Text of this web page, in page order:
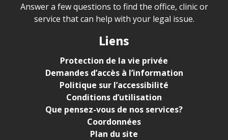
Answer a few questions to find the office, clinic or
service that can help with your legal issue.
Liens
Protection de la vie privée
Demandes d’accès à l’information
Politique sur l’accessibilité
Conditions d’utilisation
Que pensez-vous de nos services?
Coordonnées
Plan du site